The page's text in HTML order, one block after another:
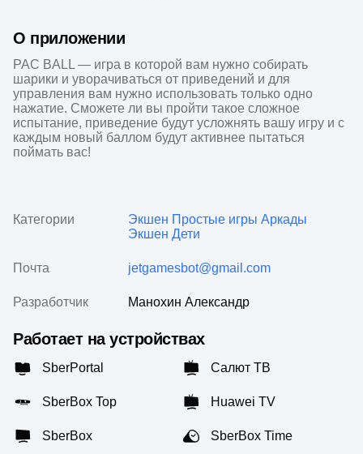
О приложении
PAC BALL — игра в которой вам нужно собирать
шарики и уворачиваться от приведений и для
управления вам нужно использовать только одно
нажатие. Сможете ли вы пройти такое сложное
испытание, приведение будут усложнять вашу игру и с
каждым новый баллом будут активнее пытаться
поймать вас!
Категории Экшен Простые игры Аркады
Экшен Дети
Почта jetgamesbot@gmail.com
Разработчик Манохин Александр
Работает на устройствах
SberPortal Салют ТВ
SberBox Top Huawei TV
SberBox SberBox Time